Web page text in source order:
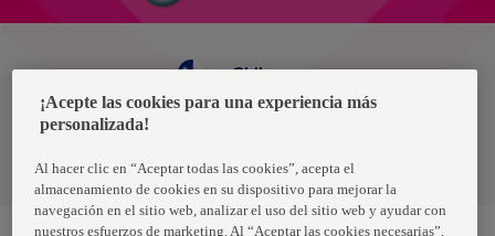
Términos y condiciones
Chile
¡Acepte las cookies para una experiencia más
personalizada!
Al hacer clic en “Aceptar todas las cookies”, acepta el
almacenamiento de cookies en su dispositivo para mejorar la
navegación en el sitio web, analizar el uso del sitio web y ayudar con
nuestros esfuerzos de marketing. Al “Aceptar las cookies necesarias”,